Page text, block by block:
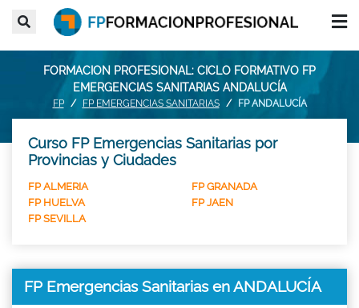
FORMACION PROFESIONAL: CICLO FORMATIVO FP
EMERGENCIAS SANITARIAS ANDALUCÍA
FP FP EMERGENCIAS SANITARIAS FP ANDALUCÍA
Curso FP Emergencias Sanitarias por
Provincias y Ciudades
FP ALMERIA
FP GRANADA
FP HUELVA
FP JAEN
FP SEVILLA
FP Emergencias Sanitarias en ANDALUCÍA